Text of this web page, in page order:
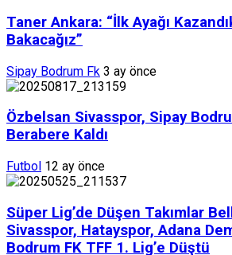
Taner Ankara: “İlk Ayağı
Bakacağız”
Sipay Bodrum Fk 3 ay önce
Özbelsan Sivasspor, Sipay
Berabere Kaldı
Futbol 12 ay önce
Süper Lig’de Düşen Takımlar
Sivasspor, Hatayspor, Adana
Bodrum FK TFF 1. Lig’e Düştü